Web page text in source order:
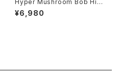
Hyper Mushroom Bob Hip
popotamus
¥6,980